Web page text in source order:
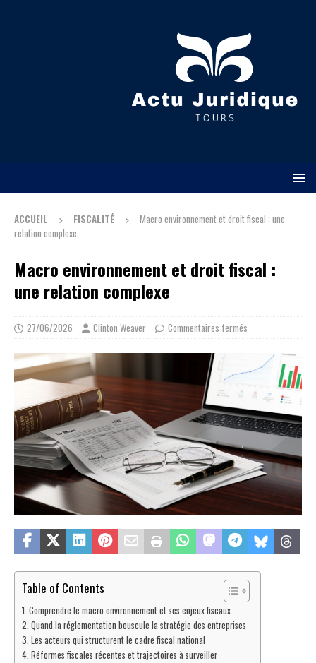
ACCUEIL FISCALITÉ
Macro environnement et droit fiscal : une
relation complexe
Macro environnement et droit fiscal :
une relation complexe
27/06/2026 Clinton Weaver Commentaires fermés
Table of Contents
Comprendre le macro environnement et ses enjeux fiscaux
Quand la réglementation bouscule la stratégie des entreprises
Les acteurs qui structurent le cadre fiscal national
Réformes fiscales récentes et trajectoires à surveiller